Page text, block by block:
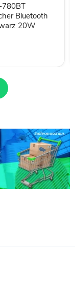
780BT
Bluetooth
20W